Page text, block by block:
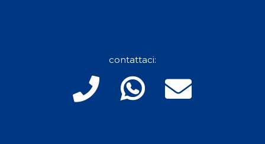
contattaci: